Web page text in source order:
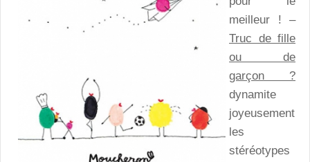
meilleur ! –
Truc de fille
ou de
garçon ?
dynamite
joyeusement
les
stéréotypes